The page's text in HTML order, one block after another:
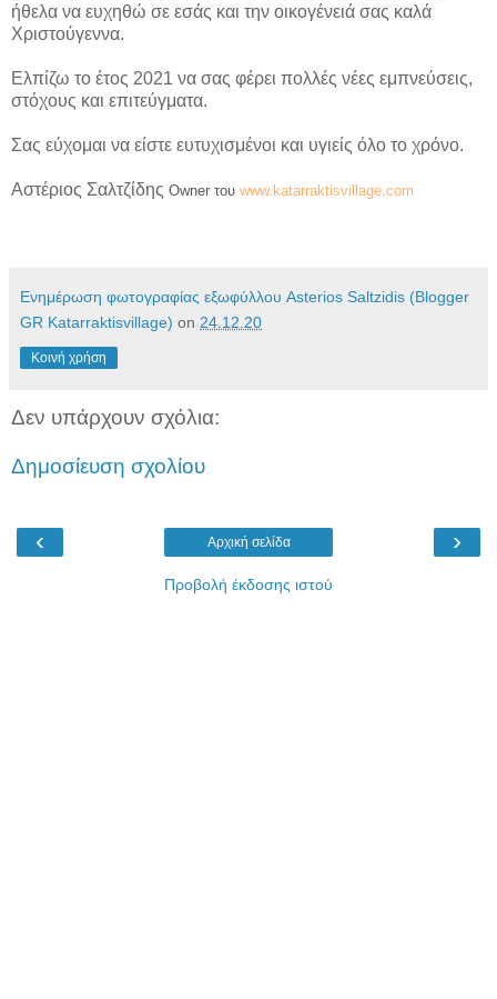
ήθελα να ευχηθώ σε εσάς και την οικογένειά σας καλά
Χριστούγεννα.
Ελπίζω το έτος 2021 να σας φέρει πολλές νέες εμπνεύσεις,
στόχους και επιτεύγματα.
Σας εύχομαι να είστε ευτυχισμένοι και υγιείς όλο το χρόνο.
Αστέριος Σαλτζίδης Owner του www.katarraktisvillage.com
Ενημέρωση φωτογραφίας εξωφύλλου Asterios Saltzidis (Blogger
GR Katarraktisvillage) on 24.12.20
Κοινή χρήση
Δεν υπάρχουν σχόλια:
Δημοσίευση σχολίου
‹ ›
Αρχική σελίδα
Προβολή έκδοσης ιστού